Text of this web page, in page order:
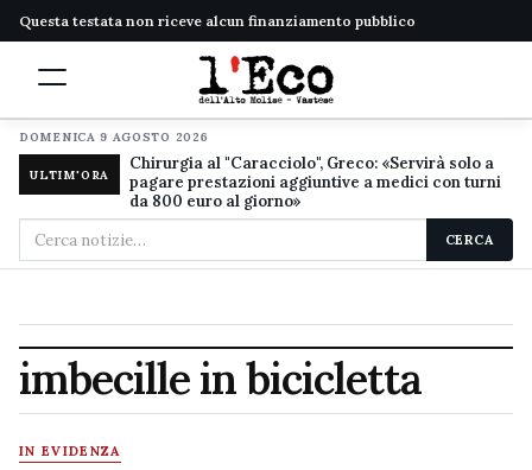
Questa testata non riceve alcun finanziamento pubblico
DOMENICA 9 AGOSTO 2026
ULTIM'ORA
Chirurgia al "Caracciolo", Greco: «Servirà solo a
pagare prestazioni aggiuntive a medici con turni
da 800 euro al giorno»
Cerca
nel
CERCA
imbecille in bicicletta
IN EVIDENZA